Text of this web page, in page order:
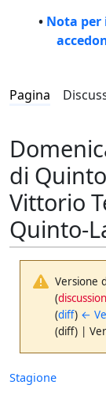
• Nota per
Pagina
di
Vittorio
Quinto-
Versione
(
(diff) ←
(diff) |
Stagione